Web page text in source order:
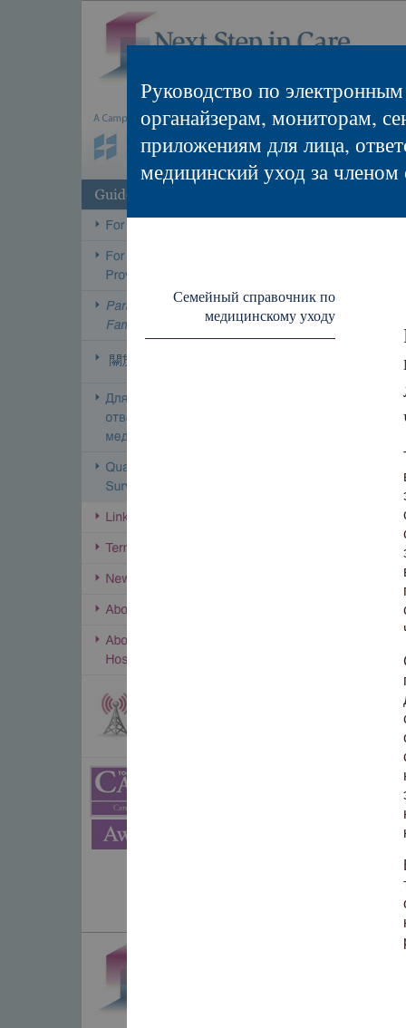
Руководство по электронным
органайзерам, мониторам,
приложениям для лица,
медицинский уход за членом
Семейный справочник по
медицинскому уходу